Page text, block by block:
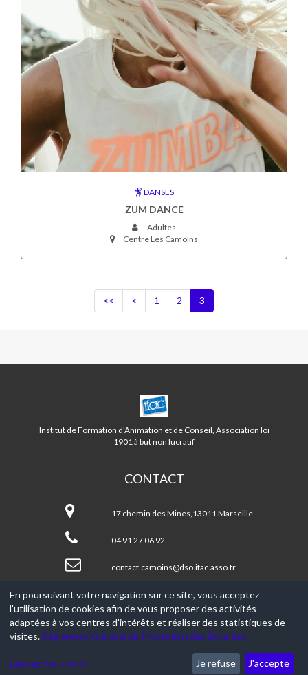
DANSES
ZUM DANCE
Adultes
Centre Les Camoins
<< < 1 2 3
CENTRE
CAMOINS/EOURES
LA
TREILLE
Institut de Formation d'Animation et de Conseil, Association loi
1901 à but non lucratif
CONTACT
CAMOINS/EOURES
TREILLE
17 chemin des Mines,13011 Marseille
04 91 27 06 92
contact.camoins@dso.ifac.asso.fr
© 2017-2026, Ce site est propulsé par Aniapps.fr
CGV
En poursuivant votre navigation sur ce site, vous acceptez
l'utilisation de cookies afin de vous proposer des activités
adaptées à vos centres d'intérêts et réaliser des statistiques de
visites. Règlement Général de Protection des Données
Laissez-moi choisir Je refuse J'accepte